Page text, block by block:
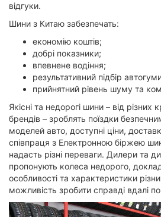
відгуки.
Шини з Китаю забезпечать:
економію коштів;
добрі показники;
впевнене водіння;
результативний підбір
прийнятний рівень шуму та
Якісні та недорогі шини – від різних
брендів – зроблять поїздки
моделей авто, доступні ціни,
співпраця з Електронною біржею
надасть різні переваги. Дилери та
пропонують колеса недорого,
особливості та характеристики
можливість зробити справді вдалі